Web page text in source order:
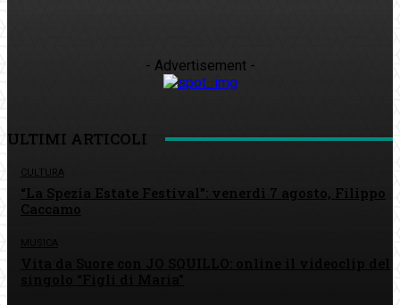
- Advertisement -
ULTIMI ARTICOLI
CULTURA
“La Spezia Estate Festival”: venerdì 7 agosto, Filippo
Caccamo